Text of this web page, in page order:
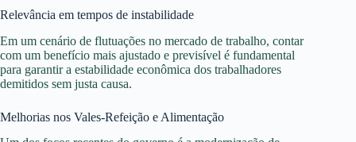
Relevância em tempos de instabilidade
Em um cenário de flutuações no mercado de trabalho, contar
com um benefício mais ajustado e previsível é fundamental
para garantir a estabilidade econômica dos trabalhadores
demitidos sem justa causa.
Melhorias nos Vales-Refeição e Alimentação